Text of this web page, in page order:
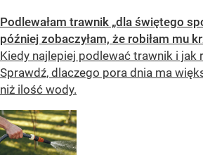
Podlewałam trawnik „dla świętego
później zobaczyłam, że robiłam mu
Kiedy najlepiej podlewać trawnik i jak
Sprawdź, dlaczego pora dnia ma
niż ilość wody.